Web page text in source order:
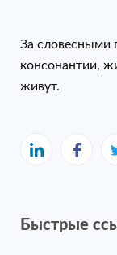
За словесными
консонантии,
живут.
Быстрые